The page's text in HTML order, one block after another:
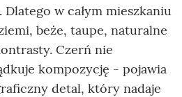
w całym mieszkaniu
beże, taupe, naturalne
Czerń nie
kompozycję - pojawia
detal, który nadaje